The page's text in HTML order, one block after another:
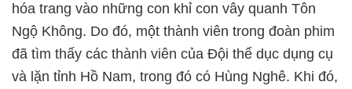
hóa trang vào những con khỉ con vây quanh Tôn
Ngộ Không. Do đó, một thành viên trong đoàn phim
đã tìm thấy các thành viên của Đội thể dục dụng cụ
và lặn tỉnh Hồ Nam, trong đó có Hùng Nghê. Khi đó,